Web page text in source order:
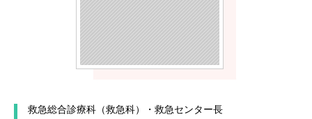
救急総合診療科（救急科）・救急センター長